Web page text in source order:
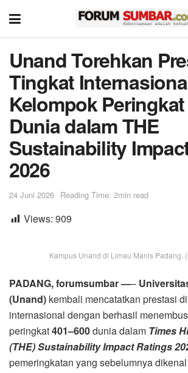
Unand Torehkan
Tingkat
Kelompok Peringkat
Dunia dalam THE
Sustainability
2026
24 Juni 2026 Reading Time: 2min read
Views: 909
Kampus Unand di Limau Manis Padang.
PADANG, forumsumbar —–
(Unand) kembali mencatatkan prestasi
internasional dengan berhasil
peringkat401–600dunia dalam Times
(THE) Sustainability Impact Ratings
pemeringkatan yang sebelumnya